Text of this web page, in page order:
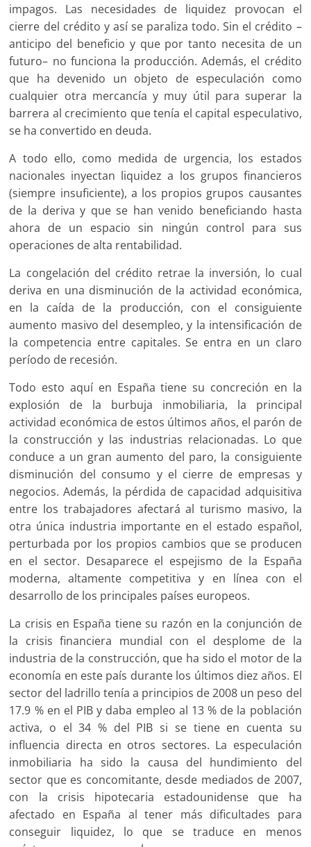
impagos. Las necesidades de liquidez provocan el
cierre del crédito y así se paraliza todo. Sin el crédito –
anticipo del beneficio y que por tanto necesita de un
futuro– no funciona la producción. Además, el crédito
que ha devenido un objeto de especulación como
cualquier otra mercancía y muy útil para superar la
barrera al crecimiento que tenía el capital especulativo,
se ha convertido en deuda.
A todo ello, como medida de urgencia, los estados
nacionales inyectan liquidez a los grupos financieros
(siempre insuficiente), a los propios grupos causantes
de la deriva y que se han venido beneficiando hasta
ahora de un espacio sin ningún control para sus
operaciones de alta rentabilidad.
La congelación del crédito retrae la inversión, lo cual
deriva en una disminución de la actividad económica,
en la caída de la producción, con el consiguiente
aumento masivo del desempleo, y la intensificación de
la competencia entre capitales. Se entra en un claro
período de recesión.
Todo esto aquí en España tiene su concreción en la
explosión de la burbuja inmobiliaria, la principal
actividad económica de estos últimos años, el parón de
la construcción y las industrias relacionadas. Lo que
conduce a un gran aumento del paro, la consiguiente
disminución del consumo y el cierre de empresas y
negocios. Además, la pérdida de capacidad adquisitiva
entre los trabajadores afectará al turismo masivo, la
otra única industria importante en el estado español,
perturbada por los propios cambios que se producen
en el sector. Desaparece el espejismo de la España
moderna, altamente competitiva y en línea con el
desarrollo de los principales países europeos.
La crisis en España tiene su razón en la conjunción de
la crisis financiera mundial con el desplome de la
industria de la construcción, que ha sido el motor de la
economía en este país durante los últimos diez años. El
sector del ladrillo tenía a principios de 2008 un peso del
17.9 % en el PIB y daba empleo al 13 % de la población
activa, o el 34 % del PIB si se tiene en cuenta su
influencia directa en otros sectores. La especulación
inmobiliaria ha sido la causa del hundimiento del
sector que es concomitante, desde mediados de 2007,
con la crisis hipotecaria estadounidense que ha
afectado en España al tener más dificultades para
conseguir liquidez, lo que se traduce en menos